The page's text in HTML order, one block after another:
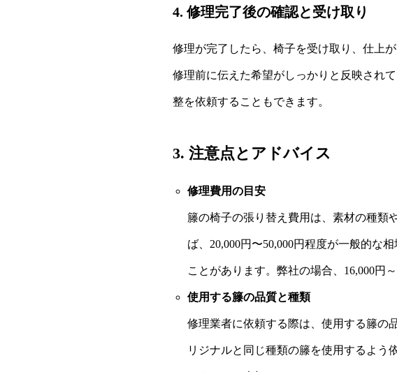
4. 修理完了後の確認と受け取り
修理が完了したら、椅子を受け取り、仕上
修理前に伝えた希望がしっかりと反映され
整を依頼することもできます。
3. 注意点とアドバイス
修理費用の目安
籐の椅子の張り替え費用は、素材の種類
ば、20,000円〜50,000円程度が一般的な
ことがあります。弊社の場合、16,000円
使用する籐の品質と種類
修理業者に依頼する際は、使用する籐の
リジナルと同じ種類の籐を使用するよう